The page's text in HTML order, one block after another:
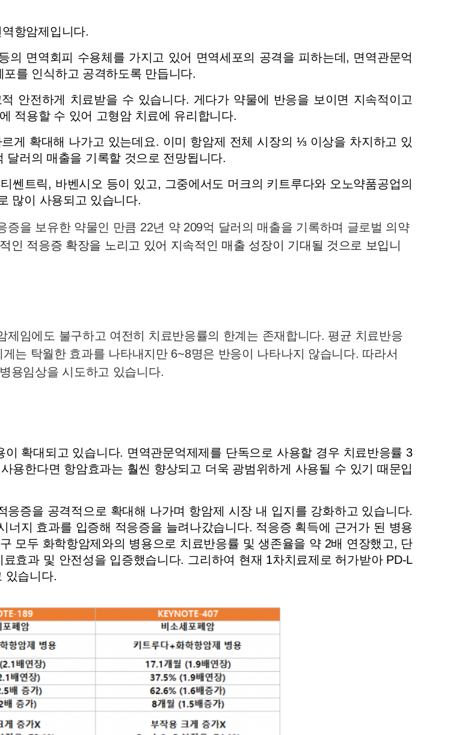
항암제입니다.
의 면역회피 수용체를 가지고 있어 면역세포의 공격을 피하는데, 면역관문억
를 인식하고 공격하도록 만듭니다.
안전하게 치료받을 수 있습니다. 게다가 약물에 반응을 보이면 지속적이고
적용할 수 있어 고형암 치료에 유리합니다.
게 확대해 나가고 있는데요. 이미 항암제 전체 시장의 ⅓ 이상을 차지하고 있
달러의 매출을 기록할 것으로 전망됩니다.
쎈트릭, 바벤시오 등이 있고, 그중에서도 머크의 키트루다와 오노약품공업의
많이 사용되고 있습니다.
을 보유한 약물인 만큼 22년 약 209억 달러의 매출을 기록하며 글로벌 의약
인 적응증 확장을 노리고 있어 지속적인 매출 성장이 기대될 것으로 보입니
임에도 불구하고 여전히 치료반응률의 한계는 존재합니다. 평균 치료반응
는 탁월한 효과를 나타내지만 6~8명은 반응이 나타나지 않습니다. 따라서
용임상을 시도하고 있습니다.
확대되고 있습니다. 면역관문억제제를 단독으로 사용할 경우 치료반응률 3
용한다면 항암효과는 훨씬 향상되고 더욱 광범위하게 사용될 수 있기 때문입
증을 공격적으로 확대해 나가며 항암제 시장 내 입지를 강화하고 있습니다.
너지 효과를 입증해 적응증을 늘려나갔습니다. 적응증 획득에 근거가 된 병용
모두 화학항암제와의 병용으로 치료반응률 및 생존율을 약 2배 연장했고, 단
효과 및 안전성을 입증했습니다. 그리하여 현재 1차치료제로 허가받아 PD-L
있습니다.